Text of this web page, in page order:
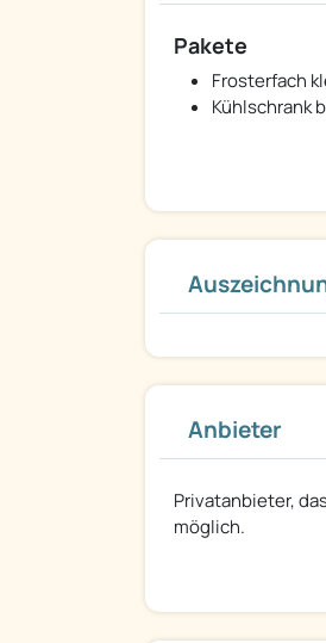
Pakete
Frosterfach
Kühlschrank
Anbieter
Privatanbieter,
möglich.